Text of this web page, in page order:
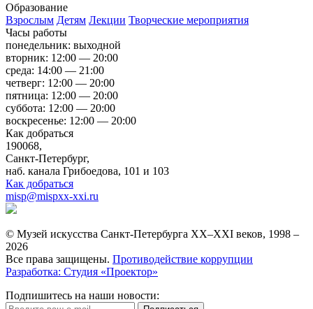
Образование
Взрослым Детям Лекции Творческие мероприятия
Часы работы
понедельник: выходной
вторник: 12:00 — 20:00
среда: 14:00 — 21:00
четверг: 12:00 — 20:00
пятница: 12:00 — 20:00
суббота: 12:00 — 20:00
воскресенье: 12:00 — 20:00
Как добраться
190068,
Санкт-Петербург,
наб. канала Грибоедова, 101 и 103
Как добраться
misp@mispxx-xxi.ru
© Музей искусства Санкт-Петербурга XX–XXI веков, 1998 –
2026
Все права защищены. Противодействие коррупции
Разработка: Студия «Проектор»
Подпишитесь на наши новости: